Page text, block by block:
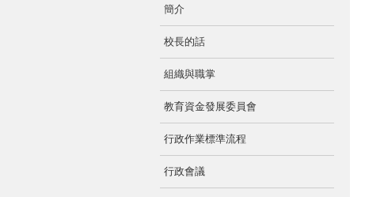
簡介
校長的話
組織與職掌
教育資金發展委員會
行政作業標準流程
行政會議